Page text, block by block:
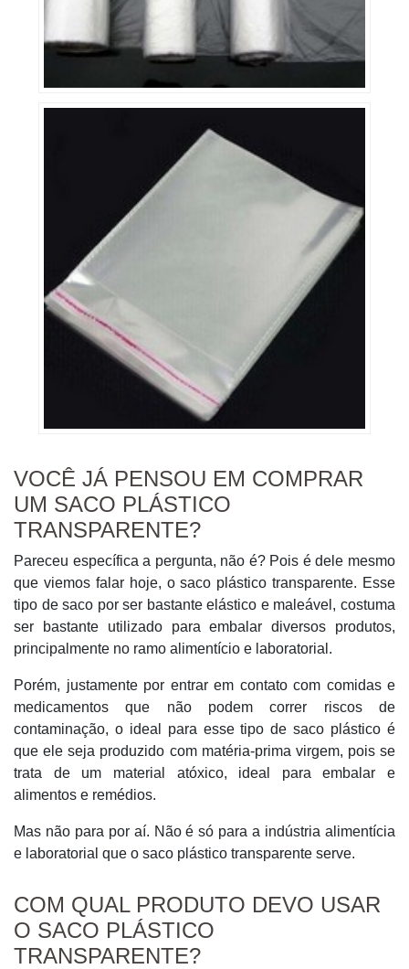
VOCÊ JÁ PENSOU EM COMPRAR
UM SACO PLÁSTICO
TRANSPARENTE?
Pareceu específica a pergunta, não é? Pois é dele mesmo
que viemos falar hoje, o saco plástico transparente. Esse
tipo de saco por ser bastante elástico e maleável, costuma
ser bastante utilizado para embalar diversos produtos,
principalmente no ramo alimentício e laboratorial.
Porém, justamente por entrar em contato com comidas e
medicamentos que não podem correr riscos de
contaminação, o ideal para esse tipo de saco plástico é
que ele seja produzido com matéria-prima virgem, pois se
trata de um material atóxico, ideal para embalar e
alimentos e remédios.
Mas não para por aí. Não é só para a indústria alimentícia
e laboratorial que o saco plástico transparente serve.
COM QUAL PRODUTO DEVO USAR
O SACO PLÁSTICO
TRANSPARENTE?